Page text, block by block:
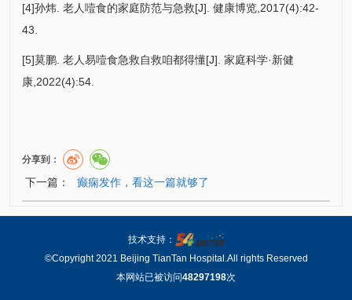
[4]孙炜. 老人噎食的家庭防范与急救[J]. 健康博览,2017(4):42-
43.
[5]莫鹏. 老人易噎食急救自救咱都得懂[J]. 家庭科学·新健
康,2022(4):54.
分享到：
下一篇： 癫痫发作，看这一篇就够了
技术支持：
©Copyright 2021 Beijing TianTan Hospital.All rights Reserved
本网站已被访问48297198次